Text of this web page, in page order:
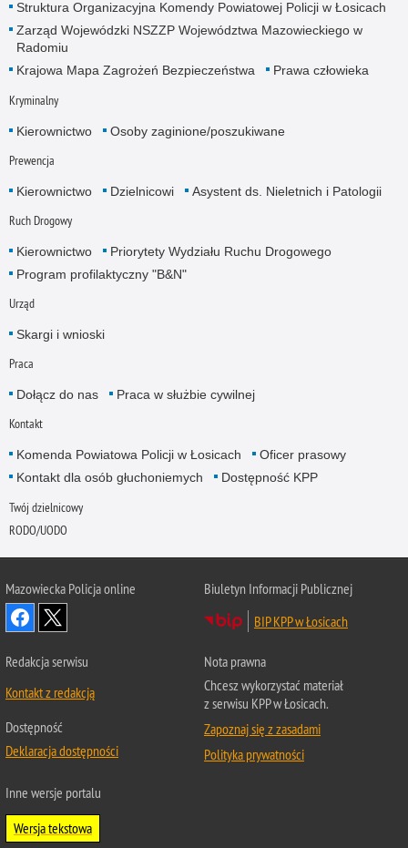
Struktura Organizacyjna Komendy Powiatowej Policji w Łosicach
Zarząd Wojewódzki NSZZP Województwa Mazowieckiego w
Radomiu
Krajowa Mapa Zagrożeń Bezpieczeństwa
Prawa człowieka
Kryminalny
Kierownictwo Osoby zaginione/poszukiwane
Prewencja
Kierownictwo Dzielnicowi Asystent ds. Nieletnich i Patologii
Ruch Drogowy
Kierownictwo
Priorytety Wydziału Ruchu Drogowego
Program profilaktyczny "B&N"
Urząd
Skargi i wnioski
Praca
Dołącz do nas Praca w służbie cywilnej
Kontakt
Komenda Powiatowa Policji w Łosicach
Oficer prasowy
Kontakt dla osób głuchoniemych
Dostępność KPP
Twój dzielnicowy
RODO/UODO
Mazowiecka Policja online
Biuletyn Informacji Publicznej
BIP KPP w Łosicach
Redakcja serwisu
Kontakt z redakcją
Dostępność
Deklaracja dostępności
Nota prawna
Chcesz wykorzystać materiał
z serwisu KPP w Łosicach.
Zapoznaj się z zasadami
Polityka prywatności
Inne wersje portalu
Wersja tekstowa